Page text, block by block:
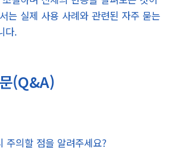
는 실제 사용 사례와 관련된 자주 묻는
다.
(Q&A)
주의할 점을 알려주세요?